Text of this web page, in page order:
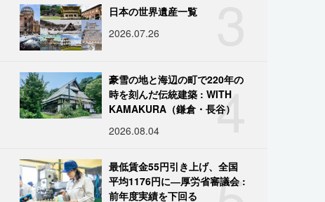
日本の世界遺産一覧
2026.07.26
4
豪雪の地と海辺の町で220年の
時を刻んだ伝統建築 : WITH
KAMAKURA（鎌倉・長谷）
2026.08.04
最低賃金55円引き上げ、全国
平均1176円に―厚労省審議会 :
前年度実績を下回る